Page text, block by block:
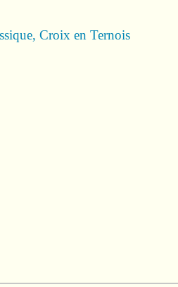
Croix en Ternois